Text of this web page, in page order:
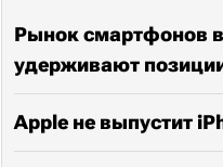
Рынок смартфонов в
удерживают
Apple не выпустит